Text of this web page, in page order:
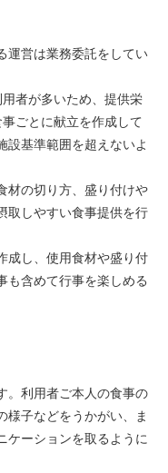
運営は業務委託をしてい
者が多いため、提供栄
ごとに献立を作成して
設基準範囲を超えないよ
材の切り方、盛り付けや
取しやすい食事提供を行
成し、使用食材や盛り付
も含めて行事を楽しめる
。利用者ご本人の食事の
様子などをうかがい、ま
ケーションを取るように